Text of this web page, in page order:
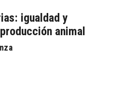
igualdad y
animal